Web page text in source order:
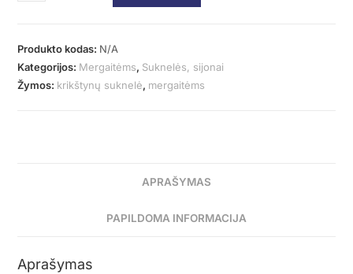
Produkto kodas: N/A
Kategorijos: Mergaitėms, Suknelės, sijonai
Žymos: krikštynų suknelė, mergaitėms
APRAŠYMAS
PAPILDOMA INFORMACIJA
Aprašymas